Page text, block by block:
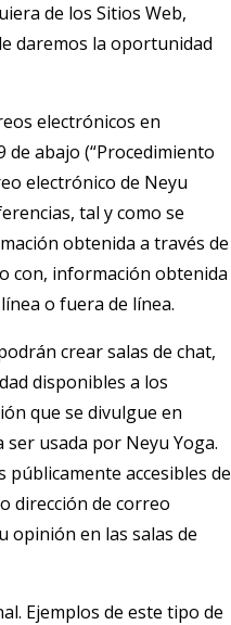
de los Sitios Web,
daremos la oportunidad
electrónicos en
abajo (“Procedimiento
electrónico de Neyu
tal y como se
obtenida a través de
con, información obtenida
o fuera de línea.
crear salas de chat,
disponibles a los
que se divulgue en
usada por Neyu Yoga.
accesibles de
dirección de correo
opinión en las salas de
Ejemplos de este tipo de